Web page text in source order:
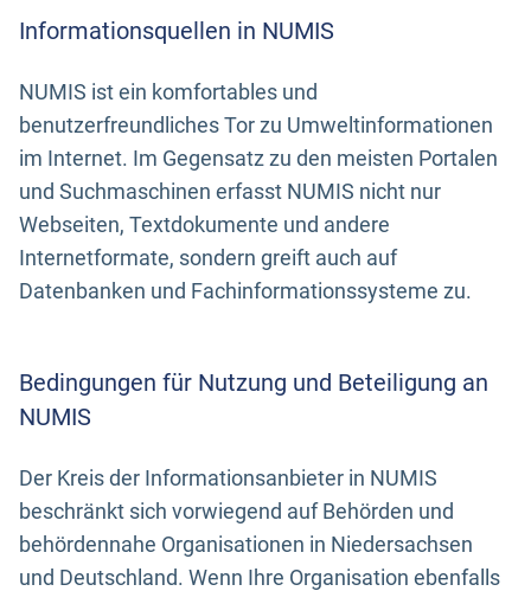
Informationsquellen in NUMIS
NUMIS ist ein komfortables und
benutzerfreundliches Tor zu Umweltinformationen
im Internet. Im Gegensatz zu den meisten Portalen
und Suchmaschinen erfasst NUMIS nicht nur
Webseiten, Textdokumente und andere
Internetformate, sondern greift auch auf
Datenbanken und Fachinformationssysteme zu.
Bedingungen für Nutzung und Beteiligung an
NUMIS
Der Kreis der Informationsanbieter in NUMIS
beschränkt sich vorwiegend auf Behörden und
behördennahe Organisationen in Niedersachsen
und Deutschland. Wenn Ihre Organisation ebenfalls